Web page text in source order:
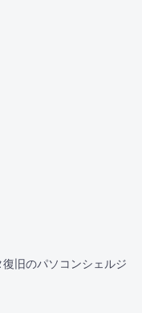
旧のパソコンシェルジ